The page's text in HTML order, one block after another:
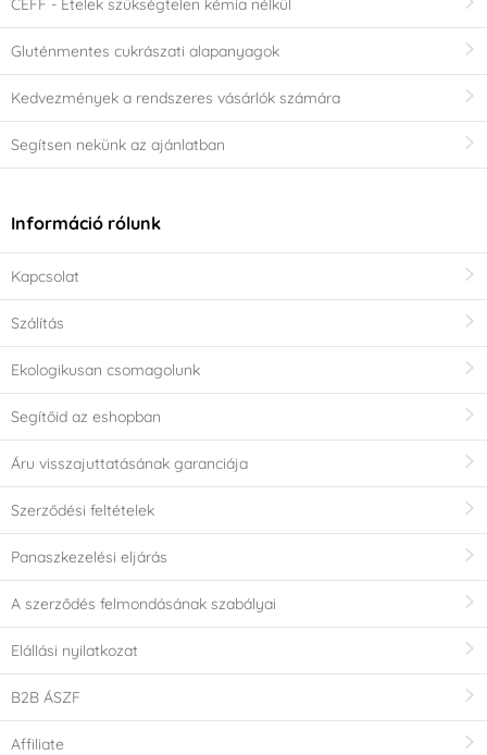
CEFF - Ételek szükségtelen kémia nélkül
Gluténmentes cukrászati alapanyagok
Kedvezmények a rendszeres vásárlók számára
Segítsen nekünk az ajánlatban
Információ rólunk
Kapcsolat
Szálítás
Ekologikusan csomagolunk
Segítőid az eshopban
Áru visszajuttatásának garanciája
Szerződési feltételek
Panaszkezelési eljárás
A szerződés felmondásának szabályai
Elállási nyilatkozat
B2B ÁSZF
Affiliate